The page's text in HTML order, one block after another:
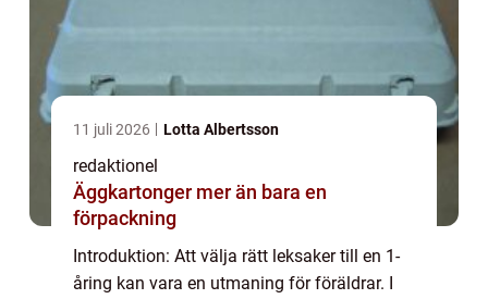
11 juli 2026 Lotta Albertsson
redaktionel
Äggkartonger mer än bara en
förpackning
Introduktion: Att välja rätt leksaker till en 1-
åring kan vara en utmaning för föräldrar. I